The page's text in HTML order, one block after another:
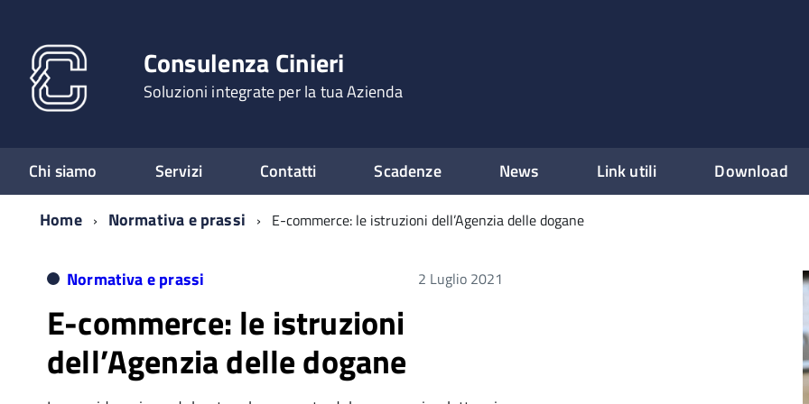
Consulenza Cinieri
Soluzioni integrate per la tua Azienda
Chi siamo Servizi Contatti Scadenze News Link utili Download
Home
Normativa e prassi E-commerce: le istruzioni dell’Agenzia delle dogane
Normativa e prassi 2 Luglio 2021
E-commerce: le istruzioni
dell’Agenzia delle dogane